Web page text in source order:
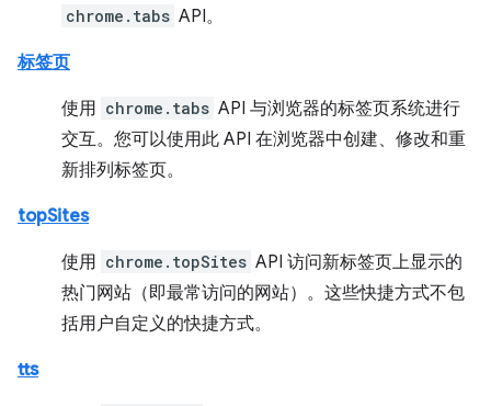
chrome.tabs API。
标签页
使用 chrome.tabs API 与浏览器的标签页系统进行
交互。您可以使用此 API 在浏览器中创建、修改和重
新排列标签页。
topSites
使用 chrome.topSites API 访问新标签页上显示的
热门网站（即最常访问的网站）。这些快捷方式不包
括用户自定义的快捷方式。
tts